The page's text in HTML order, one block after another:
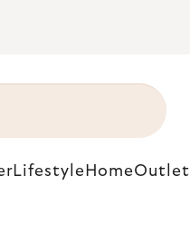
Lifestyle HomeOutlet